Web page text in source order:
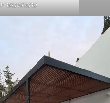
פרגולות באור